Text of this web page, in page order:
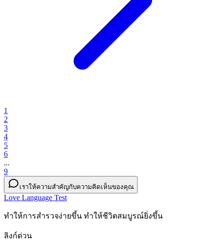
1
2
3
4
5
6
...
9
เราให้ความสำคัญกับความคิดเห็นของคุณ
Love Language Test
ทำให้การสำรวจง่ายขึ้น ทำให้ชีวิตสมบูรณ์ยิ่งขึ้น
ลิงก์ด่วน